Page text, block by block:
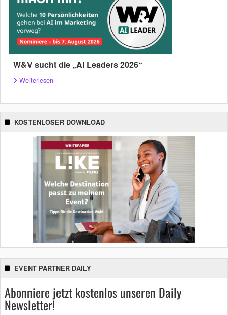
W&V sucht die „AI Leaders 2026“
Weiterlesen
KOSTENLOSER DOWNLOAD
EVENT PARTNER DAILY
Abonniere jetzt kostenlos unseren Daily
Newsletter!